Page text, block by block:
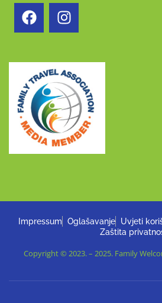
Impressum Oglašavanje Uvjeti
Zaštita
Copyright © 2023. – 2025. Family